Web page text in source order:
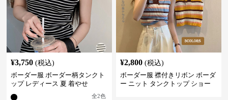
¥3,750 (税込)
ボーダー服 ボーダー柄タンクト
ップ レディース 夏 着やせ
全2色
¥2,800 (税込)
ボーダー服 襟付きリボン ボーダ
ー ニット タンクトップ ショー